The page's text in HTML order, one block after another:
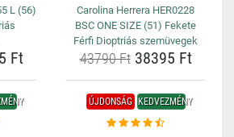
L (56)
Ft
Carolina Herrera HER0228
BSC ONE SIZE (51) Fekete
Férfi Dioptriás szemüvegek
43790 Ft38395 Ft
ÚJDONSÁG KEDVEZMÉNY